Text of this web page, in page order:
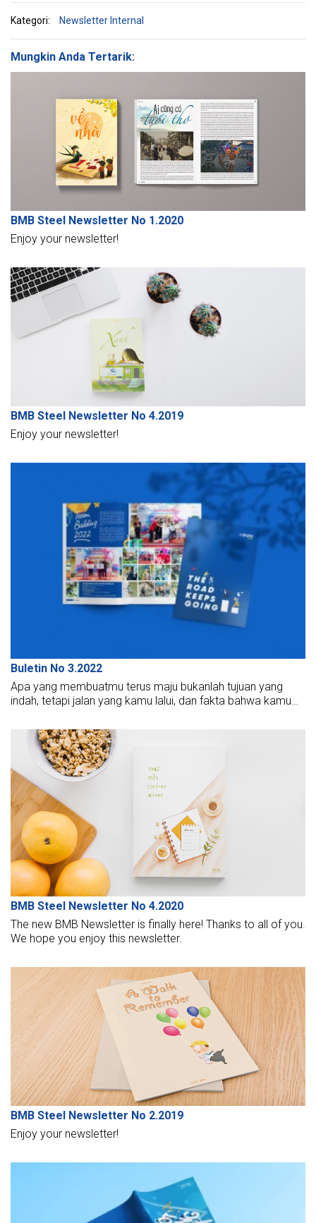
temukan setiap cara yang mungkin
untuk mengatasi tantangan yang kita
hadapi di sepanjang jalan.Tetap
optimis.Matang atau tidak, itu
Kategori: Newsletter Internal
Mungkin Anda Tertarik:
BMB Steel Newsletter No 1.2020
Enjoy your newsletter!
BMB Steel Newsletter No 4.2019
Enjoy your newsletter!
Buletin No 3.2022
Apa yang membuatmu terus maju bukanlah tujuan yang
indah, tetapi jalan yang kamu lalui, dan fakta bahwa kamu
BMB Steel Newsletter No 4.2020
The new BMB Newsletter is finally here! Thanks to all of you.
We hope you enjoy this newsletter.
BMB Steel Newsletter No 2.2019
Enjoy your newsletter!